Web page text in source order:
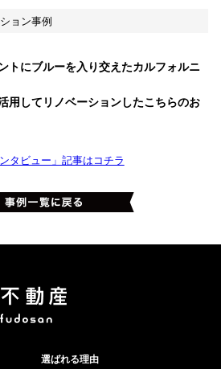
ョン事例
トにブルーを入り交えたカルフォルニ
用してリノベーションしたこちらのお
タビュー」記事はコチラ
選ばれる理由